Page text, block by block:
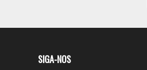
SIGA-NOS